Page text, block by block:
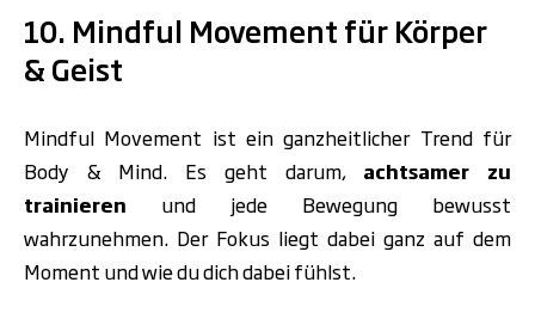
10. Mindful Movement für Körper
& Geist
Mindful Movement ist ein ganzheitlicher Trend für
Body & Mind. Es geht darum, achtsamer zu
trainieren und jede Bewegung bewusst
wahrzunehmen. Der Fokus liegt dabei ganz auf dem
Moment und wie du dich dabei fühlst.